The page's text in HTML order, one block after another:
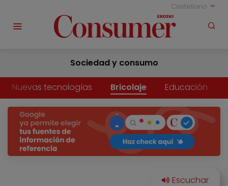
Castellano
Sociedad y consumo
Nuevas tecnologías Bricolaje Educación